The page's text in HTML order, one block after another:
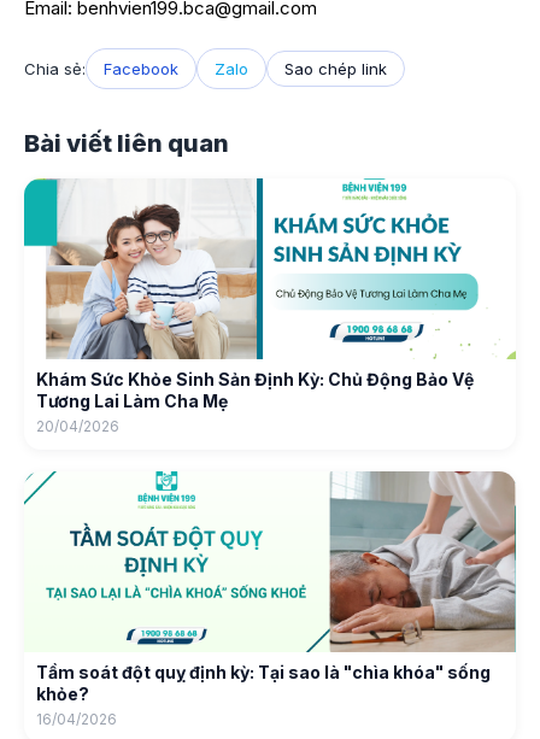
Email: benhvien199.bca@gmail.com
Chia sẻ: Facebook Zalo Sao chép link
Bài viết liên quan
Khám Sức Khỏe Sinh Sản Định Kỳ: Chủ Động Bảo Vệ
Tương Lai Làm Cha Mẹ
20/04/2026
Tầm soát đột quỵ định kỳ: Tại sao là "chìa khóa" sống
khỏe?
16/04/2026